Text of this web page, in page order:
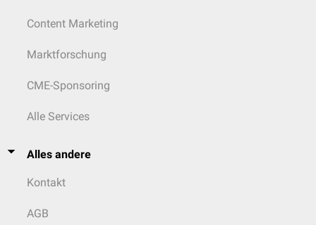
Content Marketing
Marktforschung
CME-Sponsoring
Alle Services
Alles andere
Kontakt
AGB